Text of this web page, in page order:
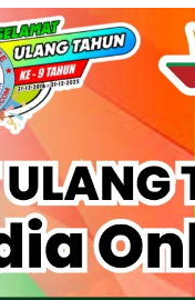
Perkuat
Terpilih Pimpin
Presisi Polda Riau.
Secara Bergilir,
Jangan Hanya